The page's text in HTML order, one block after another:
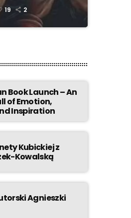
19 2
Book Launch – An
of Emotion,
Inspiration
Kubickiej z
Kowalską
Agnieszki